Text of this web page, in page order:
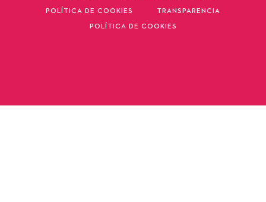
POLÍTICA DE COOKIES TRANSPARENCIA
POLÍTICA DE COOKIES